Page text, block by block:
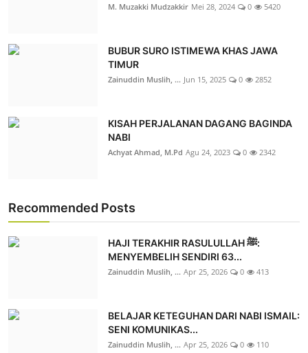
M. Muzakki Mudzakkir Mei 28, 2024 0 5420
BUBUR SURO ISTIMEWA KHAS JAWA
TIMUR
Zainuddin Muslih, ... Jun 15, 2025 0 2852
KISAH PERJALANAN DAGANG BAGINDA
NABI
Achyat Ahmad, M.Pd Agu 24, 2023 0 2342
Recommended Posts
HAJI TERAKHIR RASULULLAH ﷺ:
MENYEMBELIH SENDIRI 63...
Zainuddin Muslih, ... Apr 25, 2026 0 413
BELAJAR KETEGUHAN DARI NABI ISMAIL:
SENI KOMUNIKAS...
Zainuddin Muslih, ... Apr 25, 2026 0 110